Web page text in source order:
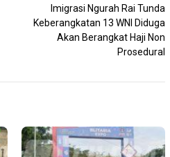
Imigrasi Ngurah Rai Tunda
Keberangkatan 13 WNI Diduga
Akan Berangkat Haji Non
Prosedural